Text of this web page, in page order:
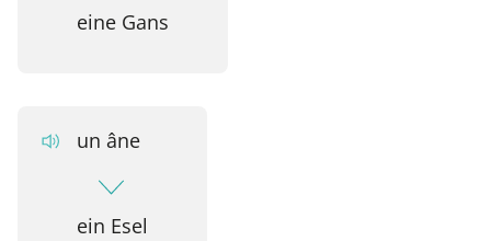
eine Gans
un âne
ein Esel